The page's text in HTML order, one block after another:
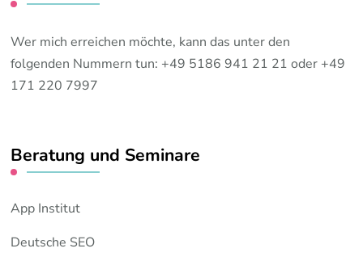
Wer mich erreichen möchte, kann das unter den
folgenden Nummern tun: +49 5186 941 21 21 oder +49
171 220 7997
Beratung und Seminare
App Institut
Deutsche SEO